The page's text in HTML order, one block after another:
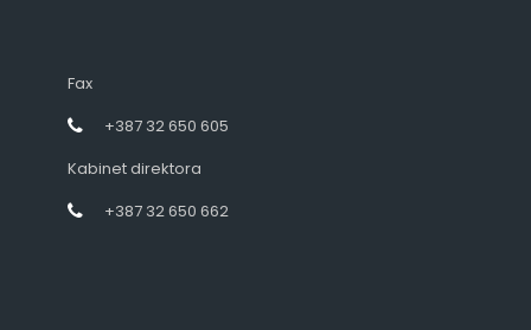
Fax
+387 32 650 605
Kabinet direktora
+387 32 650 662